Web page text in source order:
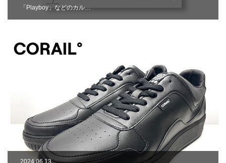
「Playboy」などのカル…
2024.06.13